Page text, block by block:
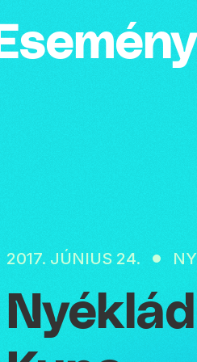
2017. JÚNIUS 24.